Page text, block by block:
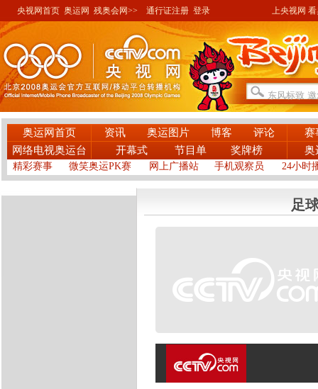
央视网首页 奥运网 残奥会网>> 通行证注册 登录 上央视网 看奥
奥运网首页 资讯 奥运图片 博客 评论
赛
网络电视奥运台
开幕式 节目单 奖牌榜 奥
精彩赛事 微笑奥运PK赛 网上广播站 手机观察员 24小时
足